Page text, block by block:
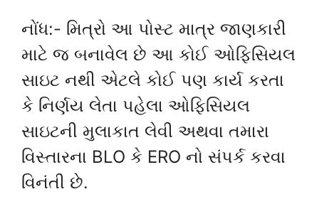
નોંધ:- મિત્રો આ પોસ્ટ માત્ર જાણકારી
માટે જ બનાવેલ છે આ કોઈ ઓફિસિયલ
સાઇટ નથી એટલે કોઈ પણ કાર્ય કરતા
કે નિર્ણય લેતા પહેલા ઓફિસિયલ
સાઇટની મુલાકાત લેવી અથવા તમારા
વિસ્તારના BLO કે ERO નો સંપર્ક કરવા
વિનંતી છે.